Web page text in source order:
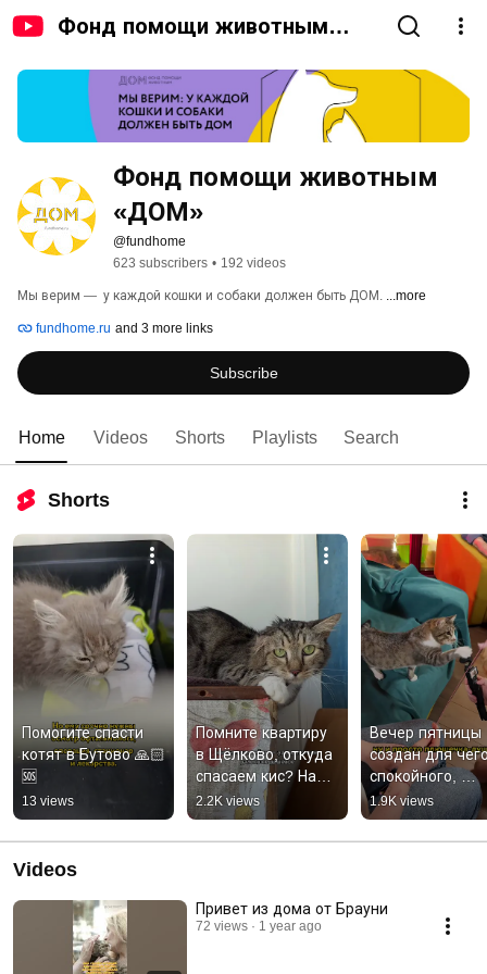
Фонд помощи животным
Фонд помощи животным
@fundhome
623 subscribers • 192 videos
Мы верим —  у каждой кошки и собаки должен быть ДОМ. ...more
fundhome.ru and 3 more links
Subscribe
Home Videos Shorts Playlists Search
Shorts
Помогите спасти
котят в Бутово 🙏🏻
🆘
13 views
Помните квартиру
в Щёлково, откуда
спасаем кис? Нам
нужна помощь!
Возьмите по котику
🙏🏻 89060369426
2.2K views
Вечер пятницы
создан для
спокойного,
мягкого и
ласкового 😌К
счастью, у нас
1.9K views
Videos
Привет из дома от Брауни
72 views 1 year ago